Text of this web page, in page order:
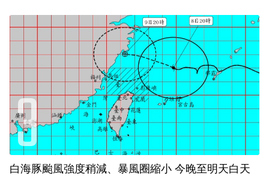
白海豚颱風強度稍減、暴風圈縮小 今晚至明天白天